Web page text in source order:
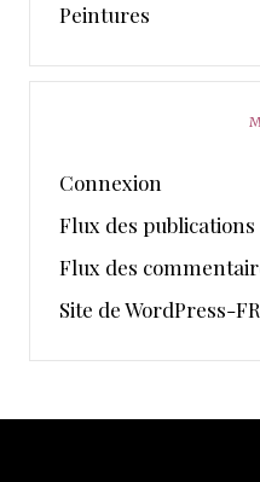
Peintures
Connexion
Flux des publications
Flux des
Site de WordPress-FR